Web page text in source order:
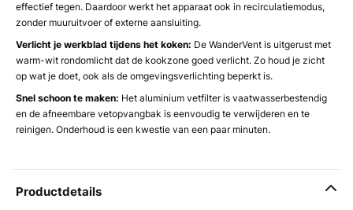
effectief tegen. Daardoor werkt het apparaat ook in recirculatiemodus,
zonder muuruitvoer of externe aansluiting.
Verlicht je werkblad tijdens het koken: De WanderVent is uitgerust met
warm-wit rondomlicht dat de kookzone goed verlicht. Zo houd je zicht
op wat je doet, ook als de omgevingsverlichting beperkt is.
Snel schoon te maken: Het aluminium vetfilter is vaatwasserbestendig
en de afneembare vetopvangbak is eenvoudig te verwijderen en te
reinigen. Onderhoud is een kwestie van een paar minuten.
Productdetails